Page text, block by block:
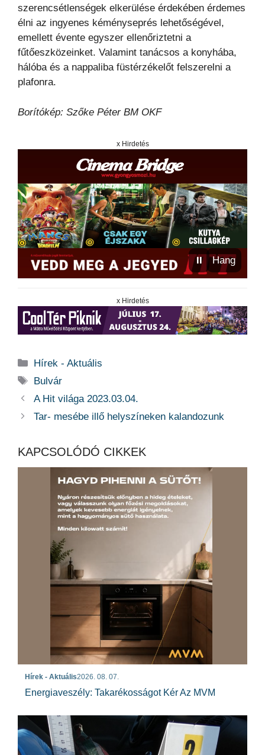
szerencsétlenségek elkerülése érdekében érdemes
élni az ingyenes kéményseprés lehetőségével,
emellett évente egyszer ellenőriztetni a
fűtőeszközeinket. Valamint tanácsos a konyhába,
hálóba és a nappaliba füstérzékelőt felszerelni a
plafonra.
Borítókép: Szőke Péter BM OKF
x Hirdetés
⏸ Hang
x Hirdetés
Kategória
Hírek - Aktuális
Címkék
Bulvár
A Hit világa 2023.03.04.
Tar- mesébe illő helyszíneken kalandozunk
KAPCSOLÓDÓ CIKKEK
Hírek - Aktuális2026. 08. 07.
Energiaveszély: Takarékosságot Kér Az MVM